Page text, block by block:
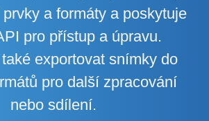
a formáty a poskytuje
pro přístup a úpravu.
exportovat snímky do
pro další zpracování
nebo sdílení.